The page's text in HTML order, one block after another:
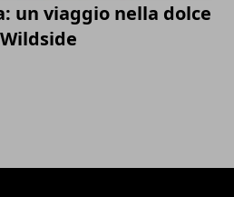
un viaggio nella dolce